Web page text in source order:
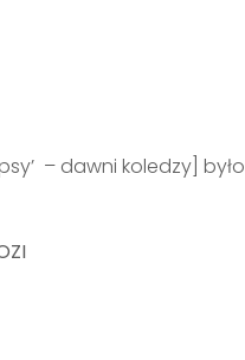
– dawni koledzy] było